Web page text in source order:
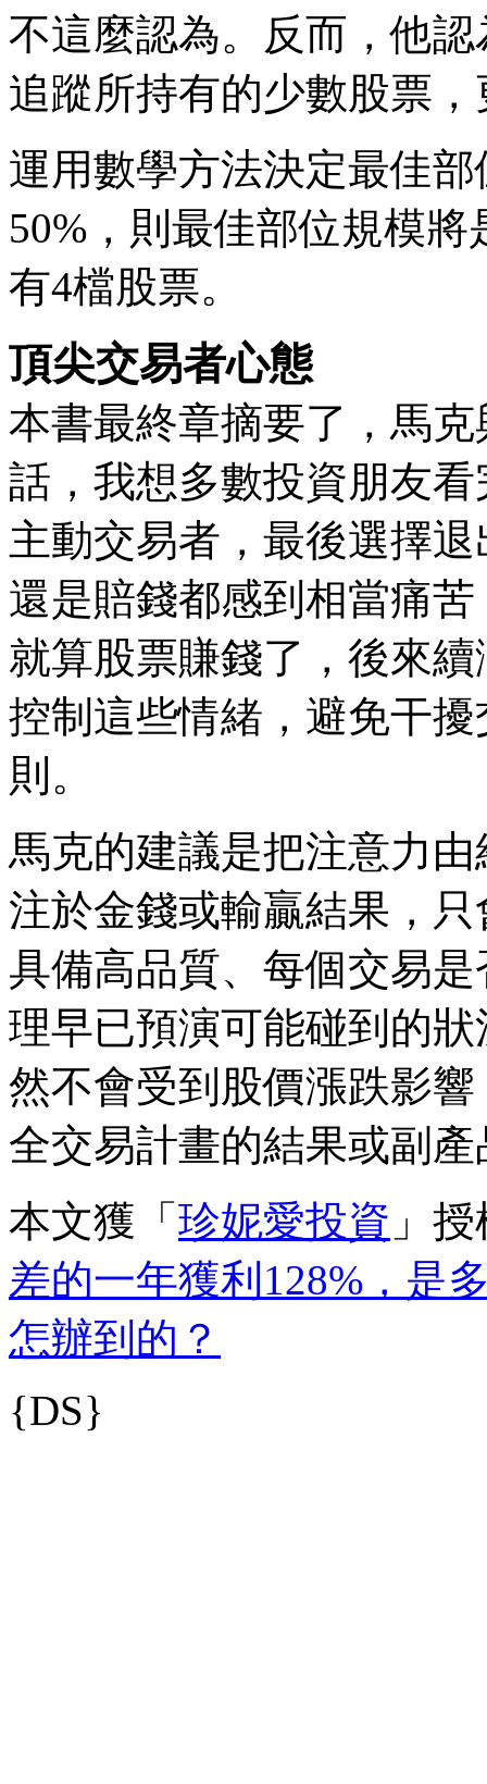
不這麼認為。反而，他
追蹤所持有的少數股票
運用數學方法決定最佳
50%，則最佳部位規模
有4檔股票。
頂尖交易者心態
本書最終章摘要了，馬
話，我想多數投資朋友
主動交易者，最後選擇
還是賠錢都感到相當痛
就算股票賺錢了，後來
控制這些情緒，避免干
則。
馬克的建議是把注意力
注於金錢或輸贏結果，
具備高品質、每個交易
理早已預演可能碰到的
然不會受到股價漲跌影
全交易計畫的結果或副產
本文獲「 珍妮愛投資 」
差的一年獲利128%，是
怎辦到的？
{DS}